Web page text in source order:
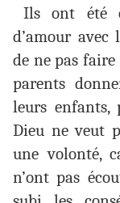
Ils ont été
d’amour
de ne pas faire
parents
leurs enfants,
Dieu ne veut
une volonté,
n’ont pas